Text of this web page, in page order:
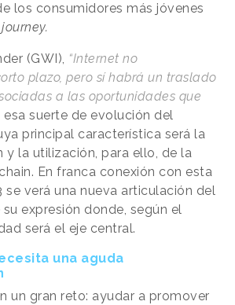
los consumidores más jóvenes
journey.
(GWI), “Internet no
plazo, pero sí habrá un traslado
a las oportunidades que
esa suerte de evolución del
principal característica será la
y la utilización, para ello, de la
En franca conexión con esta
se verá una nueva articulación del
expresión donde, según el
será el eje central.
una aguda
un gran reto: ayudar a promover